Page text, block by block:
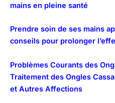
mains en pleine santé
Prendre soin de ses mains
conseils pour prolonger
Problèmes Courants des
Traitement des Ongles
et Autres Affections